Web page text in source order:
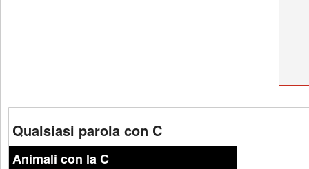
Qualsiasi parola con C
Animali con la C